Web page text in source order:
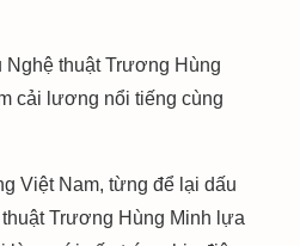
Nghệ thuật Trương Hùng
cải lương nổi tiếng cùng
Việt Nam, từng để lại dấu
Trương Hùng Minh lựa